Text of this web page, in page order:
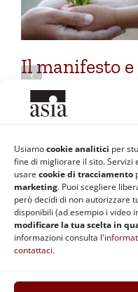
Usiamocookie analitici per
fine di migliorare il sito. Servizi
usare cookie di tracciamento
marketing. Puoi scegliere
però decidi di non autorizzare
disponibili (ad esempio i video
modificare la tua scelta in
informazioni consulta l'
contattaci.
Il manifesto e
le attività di
ASIA
Educazione
19 Ottobre 2021